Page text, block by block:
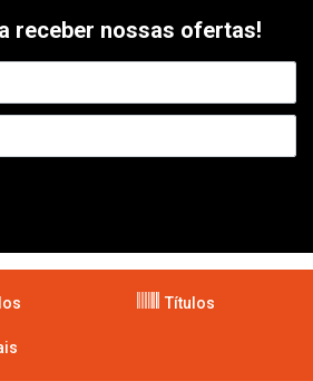
receber nossas ofertas!
Títulos